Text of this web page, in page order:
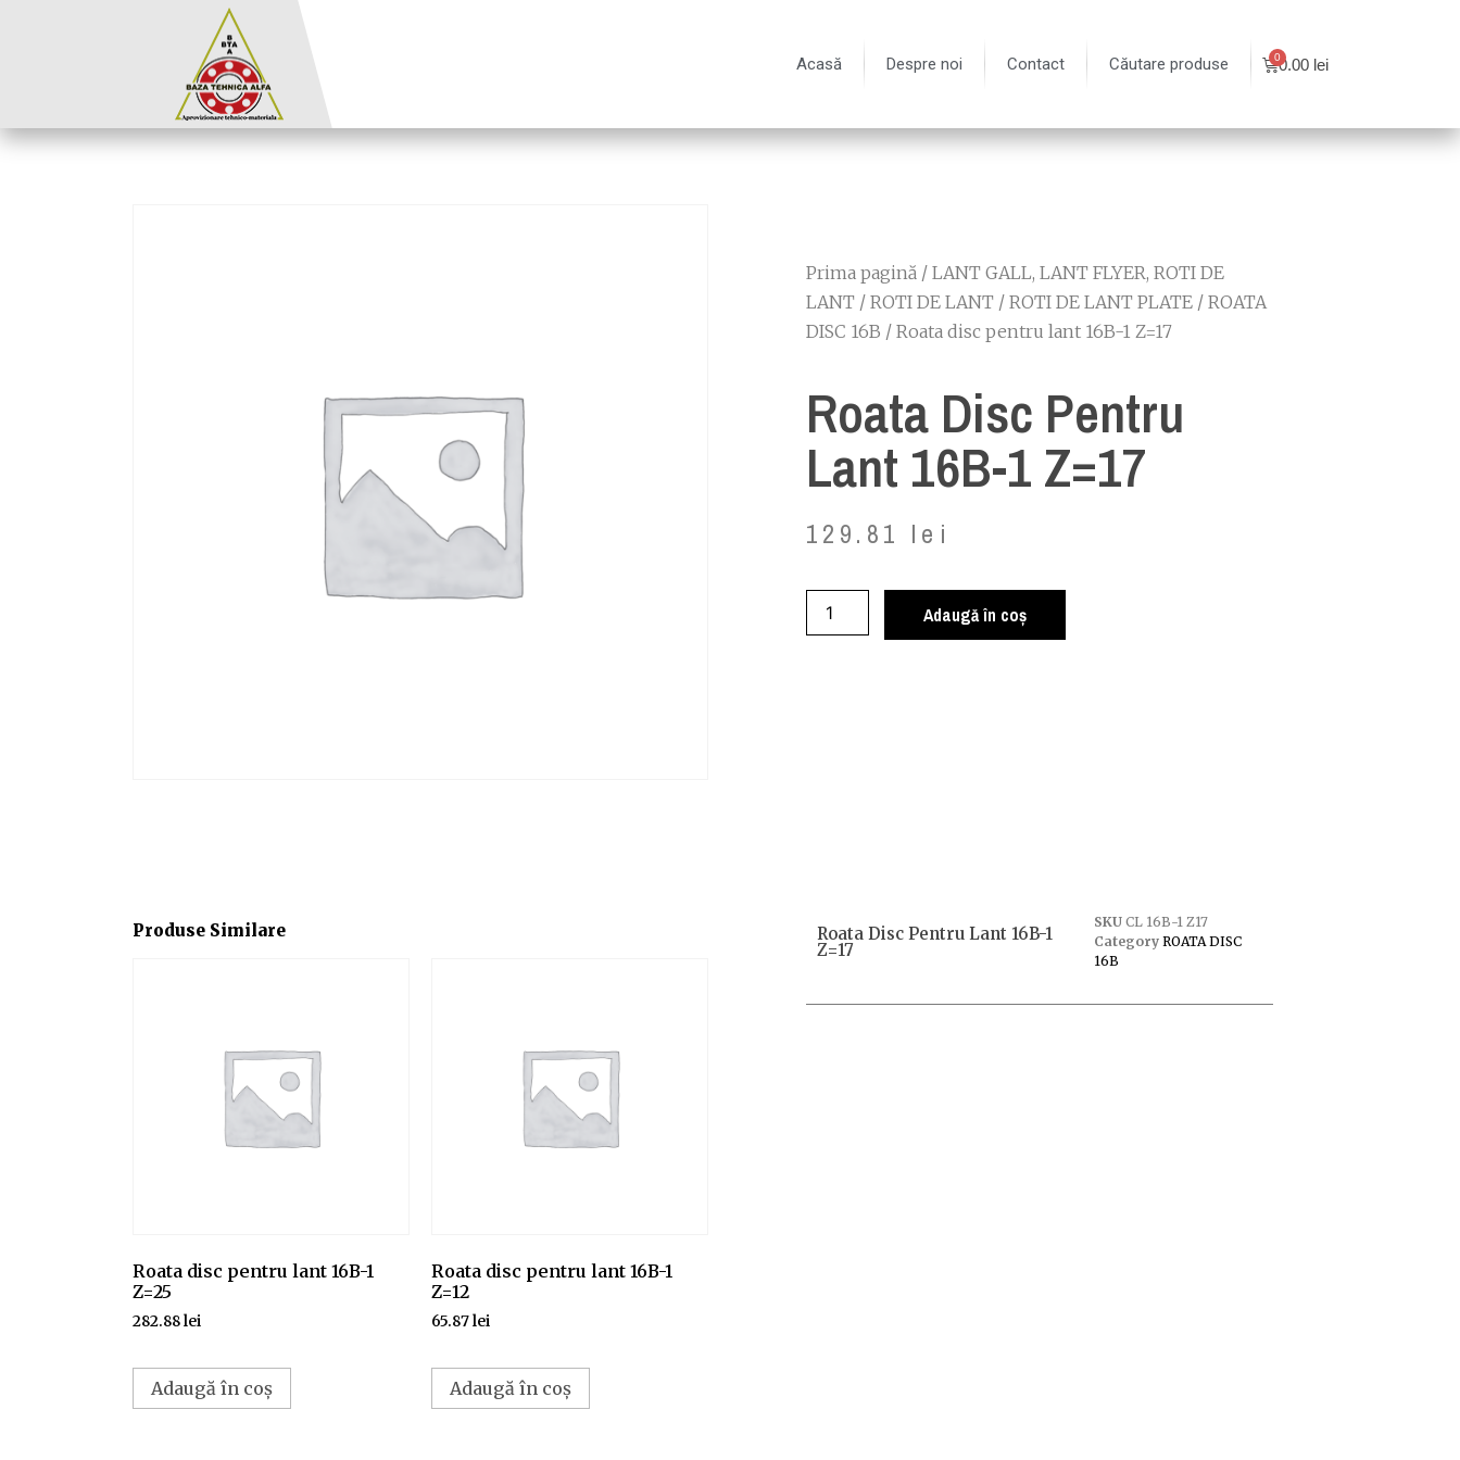
Acasă Despre noi Contact Căutare produse 0.00 lei
Prima pagină / LANT GALL, LANT FLYER, ROTI DE
LANT / ROTI DE LANT / ROTI DE LANT PLATE / ROATA
DISC 16B / Roata disc pentru lant 16B-1 Z=17
Roata Disc Pentru
Lant 16B-1 Z=17
129.81 lei
Adaugă în coș
Produse Similare
Roata disc pentru lant 16B-1
Z=25
282.88lei
Adaugă în coș
Roata disc pentru lant 16B-1
Z=12
65.87lei
Adaugă în coș
Roata Disc Pentru Lant 16B-1
Z=17
SKU CL 16B-1 Z17
Category ROATA DISC
16B